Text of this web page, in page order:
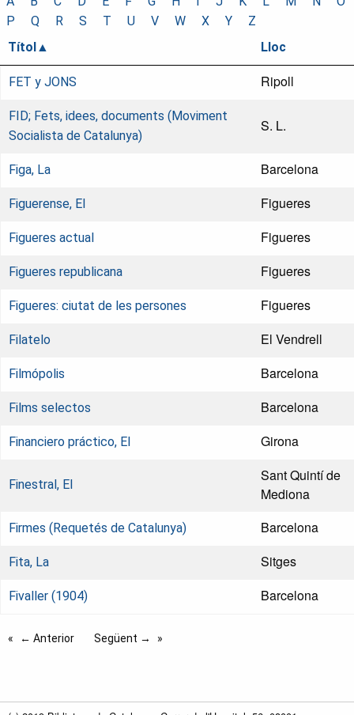
P
Q R S T U V W X Y
Z
Títol
Lloc
FET y JONS Ripoll
FID; Fets, idees, documents (Moviment
Socialista de Catalunya)
S. L.
Figa, La Barcelona
Figuerense, El Figueres
Figueres actual Figueres
Figueres republicana Figueres
Figueres: ciutat de les persones Figueres
Filatelo El Vendrell
Filmópolis Barcelona
Films selectos Barcelona
Financiero práctico, El Girona
Finestral, El
Sant Quintí de
Mediona
Firmes (Requetés de Catalunya) Barcelona
Fita, La Sitges
Fivaller (1904) Barcelona
← Anterior Següent →